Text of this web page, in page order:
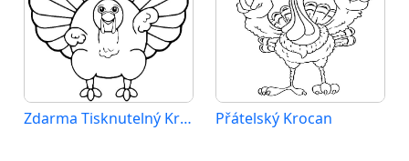
Zdarma Tisknutelný Krocan Přátelský Krocan